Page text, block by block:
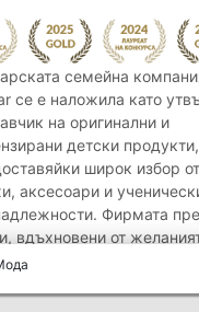
семейна
се е наложила като
на оригинални и
детски продукти,
широк избор от
аксесоари и
Фирмата
вдъхновени от